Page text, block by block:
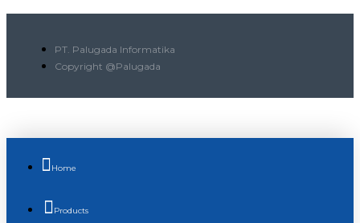
PT. Palugada Informatika
Copyright @Palugada
Home
Products